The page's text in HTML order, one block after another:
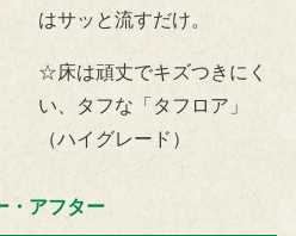
はサッと流すだけ。
☆床は頑丈でキズつきにく
い、タフな「タフロア」
（ハイグレード）
アフター